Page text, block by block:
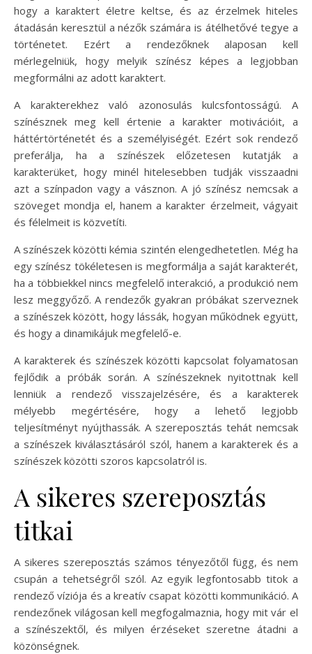
hogy a karaktert életre keltse, és az érzelmek hiteles
átadásán keresztül a nézők számára is átélhetővé tegye a
történetet. Ezért a rendezőknek alaposan kell
mérlegelniük, hogy melyik színész képes a legjobban
megformálni az adott karaktert.
A karakterekhez való azonosulás kulcsfontosságú. A
színésznek meg kell értenie a karakter motivációit, a
háttértörténetét és a személyiségét. Ezért sok rendező
preferálja, ha a színészek előzetesen kutatják a
karakterüket, hogy minél hitelesebben tudják visszaadni
azt a színpadon vagy a vásznon. A jó színész nemcsak a
szöveget mondja el, hanem a karakter érzelmeit, vágyait
és félelmeit is közvetíti.
A színészek közötti kémia szintén elengedhetetlen. Még ha
egy színész tökéletesen is megformálja a saját karakterét,
ha a többiekkel nincs megfelelő interakció, a produkció nem
lesz meggyőző. A rendezők gyakran próbákat szerveznek
a színészek között, hogy lássák, hogyan működnek együtt,
és hogy a dinamikájuk megfelelő-e.
A karakterek és színészek közötti kapcsolat folyamatosan
fejlődik a próbák során. A színészeknek nyitottnak kell
lenniük a rendező visszajelzésére, és a karakterek
mélyebb megértésére, hogy a lehető legjobb
teljesítményt nyújthassák. A szereposztás tehát nemcsak
a színészek kiválasztásáról szól, hanem a karakterek és a
színészek közötti szoros kapcsolatról is.
A sikeres szereposztás
titkai
A sikeres szereposztás számos tényezőtől függ, és nem
csupán a tehetségről szól. Az egyik legfontosabb titok a
rendező víziója és a kreatív csapat közötti kommunikáció. A
rendezőnek világosan kell megfogalmaznia, hogy mit vár el
a színészektől, és milyen érzéseket szeretne átadni a
közönségnek.